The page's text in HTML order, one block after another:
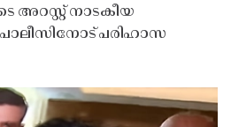
നാടകീയ
പരിഹാസ